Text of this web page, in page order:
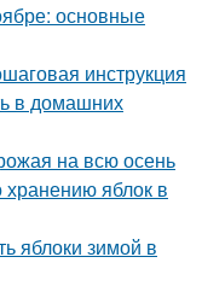
основные
инструкция
в домашних
на всю осень
яблок в
яблоки зимой в